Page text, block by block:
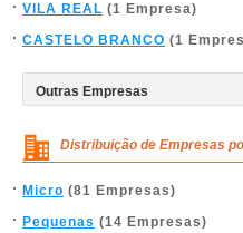
VILA REAL (1 Empresa)
CASTELO BRANCO (1
Distribuição de Empresas
Micro (81 Empresas)
Pequenas (14 Empresas)